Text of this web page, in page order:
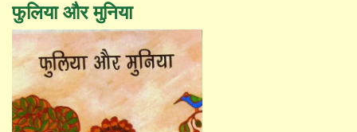
फुलिया और मुनिया